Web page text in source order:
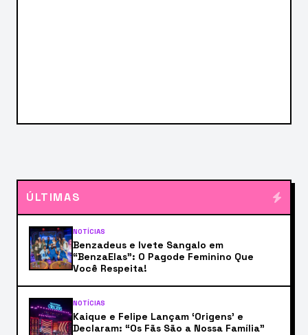
ÚLTIMAS
NOTÍCIAS
Benzadeus e Ivete Sangalo em
“BenzaElas”: O Pagode Feminino Que
Você Respeita!
NOTÍCIAS
Kaique e Felipe Lançam ‘Origens’ e
Declaram: “Os Fãs São a Nossa Família”